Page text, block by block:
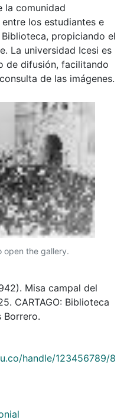
la comunidad
los estudiantes e
propiciando el
La universidad Icesi es
de difusión, facilitando
de las imágenes.
open the gallery.
Misa campal del
CARTAGO: Biblioteca
Borrero.
handle/123456789/8